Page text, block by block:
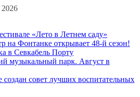
2026
«Лето в Летнем саду»
на Фонтанке открывает 48-й сезон!
в Севкабель Порту
музыкальный парк. Август в
создан совет лучших воспитательных